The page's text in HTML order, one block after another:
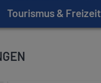
Tourismus & Freizeit